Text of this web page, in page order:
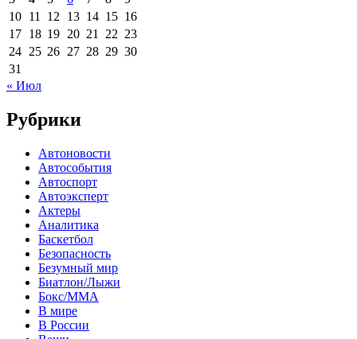
10 11 12 13 14 15 16
17 18 19 20 21 22 23
24 25 26 27 28 29 30
31
« Июл
Рубрики
Автоновости
Автособытия
Автоспорт
Автоэксперт
Актеры
Аналитика
Баскетбол
Безопасность
Безумный мир
Биатлон/Лыжи
Бокс/MMA
В мире
В России